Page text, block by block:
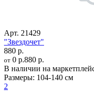
Арт. 21429
"Звездочет"
880 р.
от 0 р.880 р.
В наличии на
Размеры: 104-140 см
2